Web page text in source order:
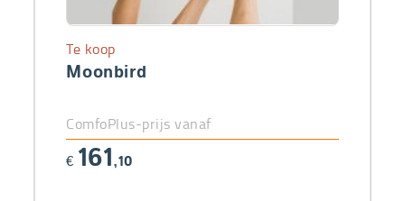
Moonbird
Te koop
ComfoPlus-prijs vanaf
€ 161,10